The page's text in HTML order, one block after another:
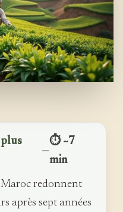
plus
—
⏱ ~7
min
Maroc redonnent
après sept années